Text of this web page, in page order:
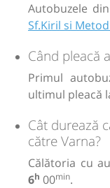
Autobuzele
Sf.Kiril si
Când pleacă
Primul
ultimul pleacă
Cât durează
către Varna?
Călătoria cu
6h 00min.